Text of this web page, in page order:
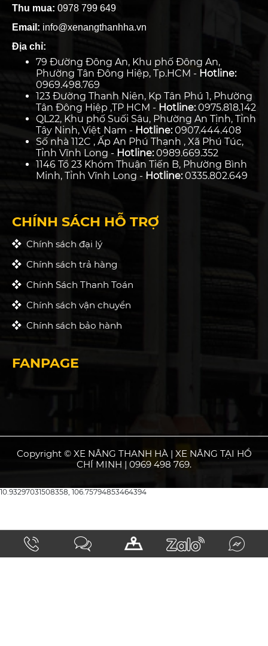
Thu mua: 0978 799 649
Email: info@xenangthanhha.vn
Địa chỉ:
79 Đường Đông An, Khu phố Đông An,
Phường Tân Đông Hiệp, Tp.HCM - Hotline:
0969.498.769
123 Đường Thanh Niên, Kp Tân Phú 1, Phường
Tân Đông Hiệp ,TP HCM - Hotline:0975.818.142
QL22, Khu phố Suối Sâu, Phường An Tịnh, Tỉnh
Tây Ninh, Việt Nam - Hotline:0907.444.408
Số nhà 112C , Ấp An Phú Thạnh , Xã Phú Túc,
Tỉnh Vĩnh Long - Hotline:0989.669.352
1146 Tổ 23 Khóm Thuận Tiến B, Phường Bình
Minh, Tỉnh Vĩnh Long - Hotline:0335.802.649
CHÍNH SÁCH HỖ TRỢ
Chính sách đại lý
Chính sách trả hàng
Chính Sách Thanh Toán
Chính sách vận chuyển
Chính sách bảo hành
FANPAGE
Copyright © XE NÂNG THANH HÀ | XE NÂNG TẠI HỒ
CHÍ MINH | 0969 498 769.
10.93297031508358, 106.75794853464394